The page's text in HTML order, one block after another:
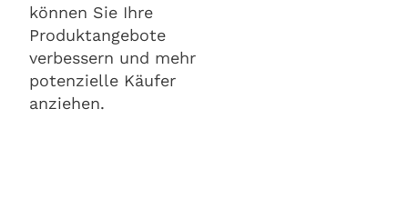
können Sie Ihre
Produktangebote
verbessern und mehr
potenzielle Käufer
anziehen.